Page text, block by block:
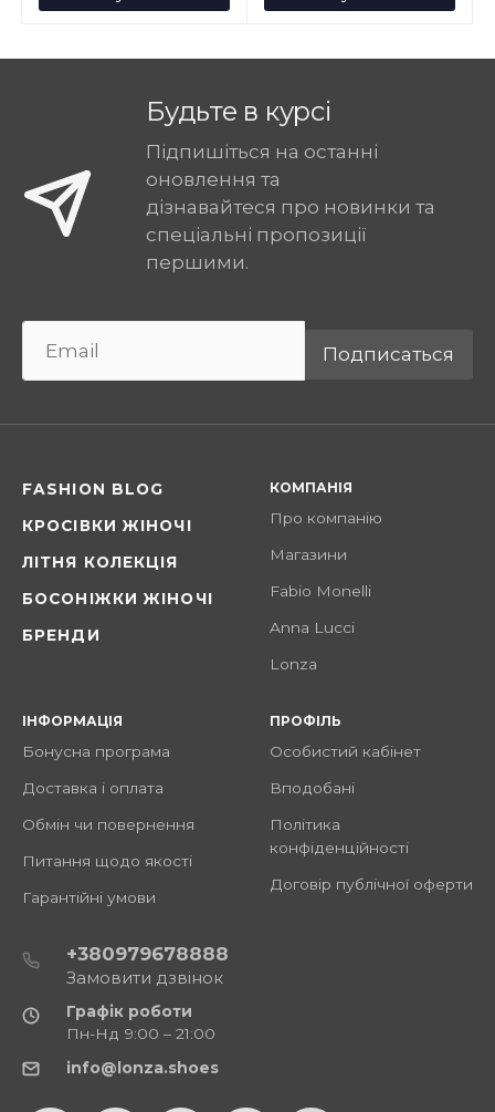
Будьте в курсі
Підпишіться на останні
оновлення та
дізнавайтеся про новинки та
спеціальні пропозиції
першими.
Подписаться
FASHION BLOG
КРОСІВКИ ЖІНОЧІ
ЛІТНЯ КОЛЕКЦІЯ
БОСОНІЖКИ ЖІНОЧІ
БРЕНДИ
КОМПАНІЯ
Про компанію
Магазини
Fabio Monelli
Anna Lucci
Lonza
ІНФОРМАЦІЯ
Бонусна програма
Доставка і оплата
Обмін чи повернення
Питання щодо якості
Гарантійні умови
ПРОФІЛЬ
Особистий кабінет
Вподобані
Політика
конфіденційності
Договір публічної оферти
+380979678888
Замовити дзвінок
Графік роботи
Пн-Нд 9:00 – 21:00
info@lonza.shoes